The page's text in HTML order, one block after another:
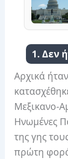
1. Δεν
Αρχικά
Μεξικανο-
Ηνωμένες
της γης
πρώτη φορά